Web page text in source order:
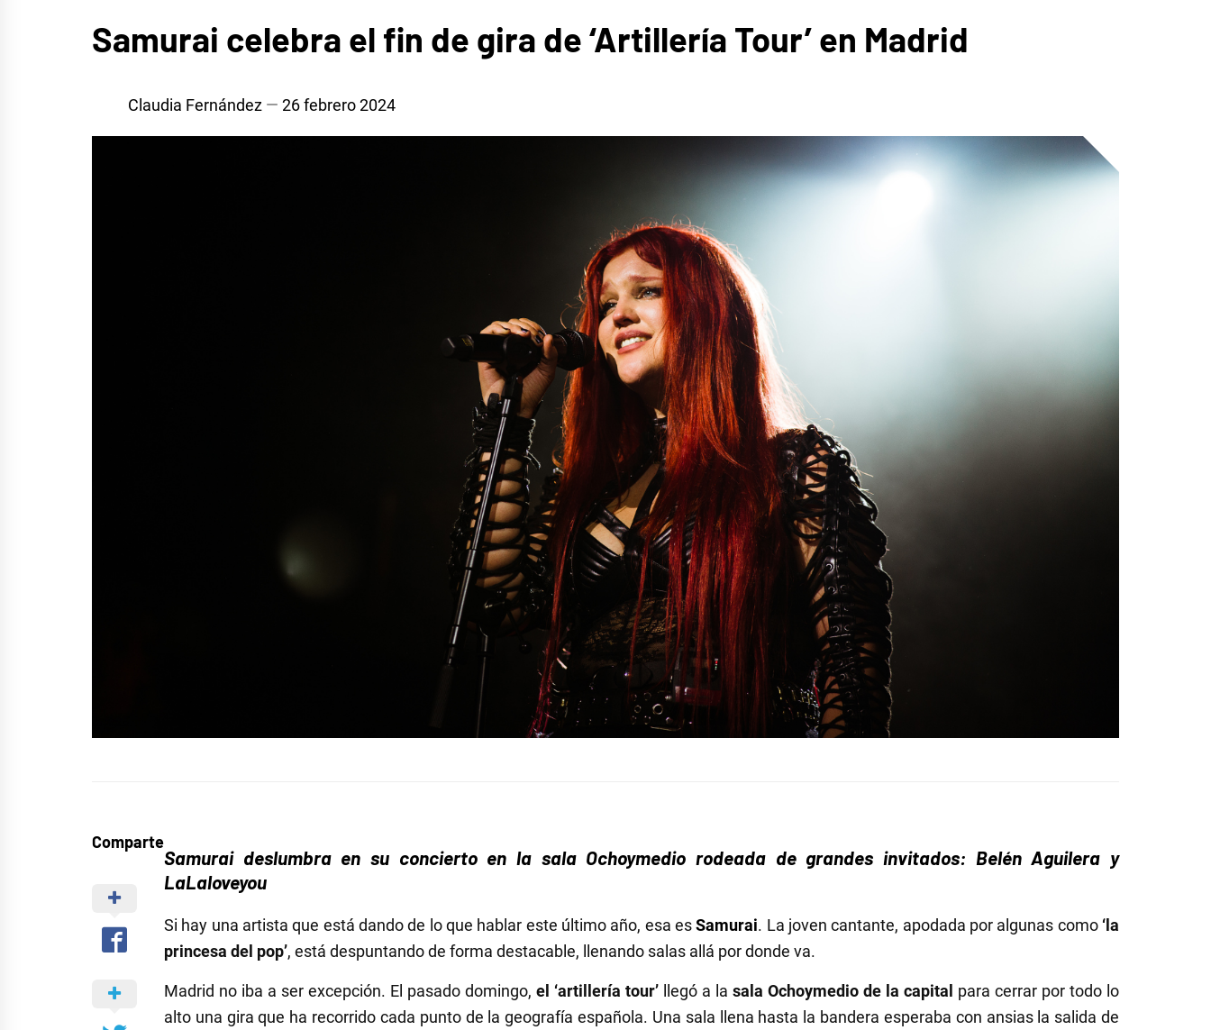
Samurai celebra el fin de gira de ‘Artillería Tour’ en Madrid
Claudia Fernández 26 febrero 2024
Comparte
Samurai deslumbra en su concierto en la sala Ochoymedio rodeada de grandes invitados: Belén Aguilera y
LaLaloveyou
Si hay una artista que está dando de lo que hablar este último año, esa esSamurai. La joven cantante, apodada por algunas como ‘la
princesa del pop’, está despuntando de forma destacable, llenando salas allá por donde va.
Madrid no iba a ser excepción. El pasado domingo, el ‘artillería tour’ llegó a la sala Ochoymedio de la capital para cerrar por todo lo
alto una gira que ha recorrido cada punto de la geografía española. Una sala llena hasta la bandera esperaba con ansias la salida de